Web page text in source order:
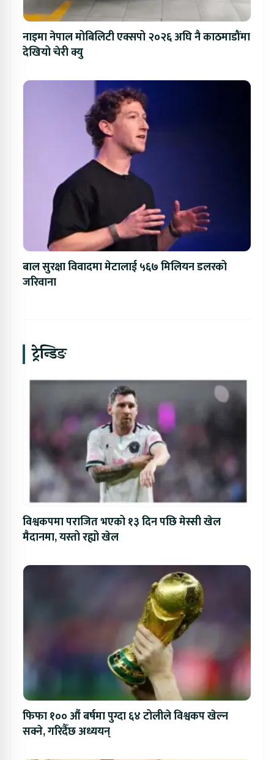
नाइमा नेपाल मोबिलिटी एक्सपो २०२६ अघि नै काठमाडौंमा
देखियो चेरी क्यु
बाल सुरक्षा विवादमा मेटालाई ५६७ मिलियन डलरको
जरिवाना
ट्रेन्डिङ
विश्वकपमा पराजित भएको १३ दिन पछि मेस्सी खेल
मैदानमा, यस्तो रह्यो खेल
फिफा १०० औं बर्षमा पुग्दा ६४ टोलीले विश्वकप खेल्न
सक्ने, गरिदैँछ अध्ययन्